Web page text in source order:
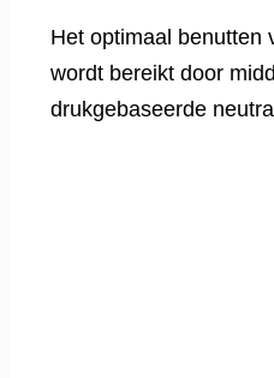
Het optimaal benutten
wordt bereikt door
drukgebaseerde